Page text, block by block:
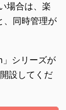
場合は、楽
、同時管理が
」シリーズが
設してくだ